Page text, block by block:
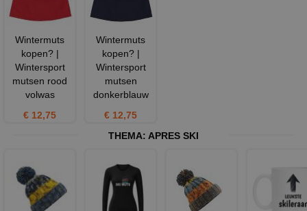
Wintermuts
kopen? |
Wintersport
mutsen rood
volwas
€ 12,75
Wintermuts
kopen? |
Wintersport
mutsen
donkerblauw
€ 12,75
THEMA: APRES SKI